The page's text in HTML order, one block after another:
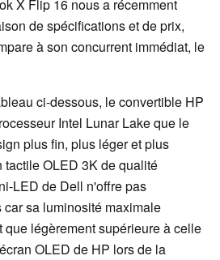
X Flip 16 nous a récemment
de spécifications et de prix,
à son concurrent immédiat, le
ci-dessous, le convertible HP
Intel Lunar Lake que le
plus fin, plus léger et plus
tactile OLED 3K de qualité
LED de Dell n'offre pas
sa luminosité maximale
légèrement supérieure à celle
OLED de HP lors de la